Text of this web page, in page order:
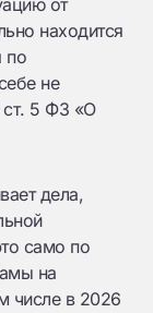
от
находится
по
не
ст. 5 ФЗ «О
дела,
само по
на
числе в 2026